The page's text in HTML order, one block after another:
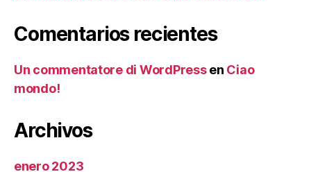
Comentarios recientes
Un commentatore di WordPressen Ciao
mondo!
Archivos
enero 2023